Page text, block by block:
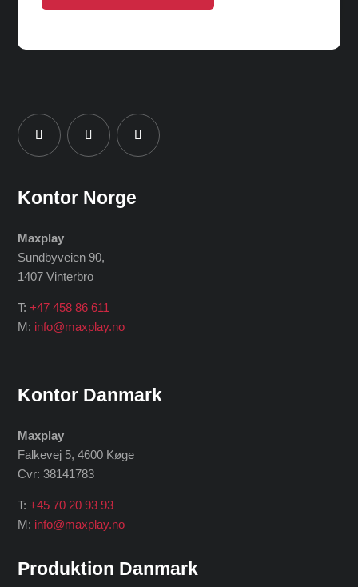
Kontor Norge
Maxplay
Sundbyveien 90,
1407 Vinterbro
T:+47 458 86 611
M: info@maxplay.no
Kontor Danmark
Maxplay
Falkevej 5, 4600 Køge
Cvr: 38141783
T:+45 70 20 93 93
M: info@maxplay.no
Produktion Danmark